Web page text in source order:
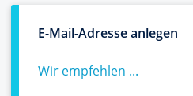
E-Mail-Adresse anlegen
Wir empfehlen ...